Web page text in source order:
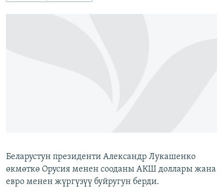
Русский
Беларустун президенти Александр Лукашенко
өкмөткө Орусия менен сооданы АКШ доллары жана
евро менен жүргүзүү буйругун берди.